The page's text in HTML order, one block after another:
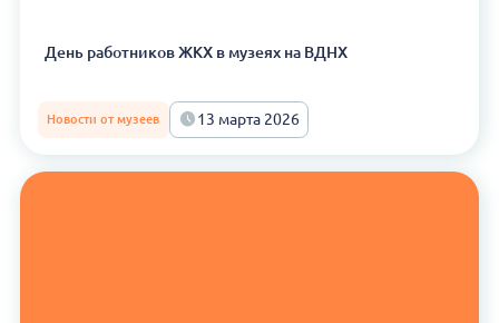
День работников ЖКХ в музеях на ВДНХ
Новости от музеев 13 марта 2026